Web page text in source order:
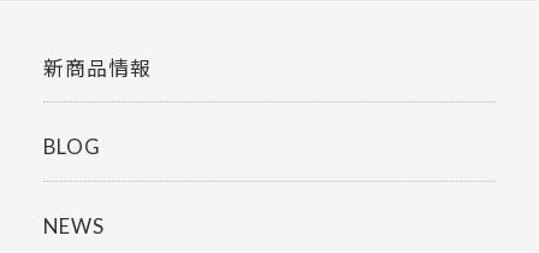
新商品情報
BLOG
NEWS